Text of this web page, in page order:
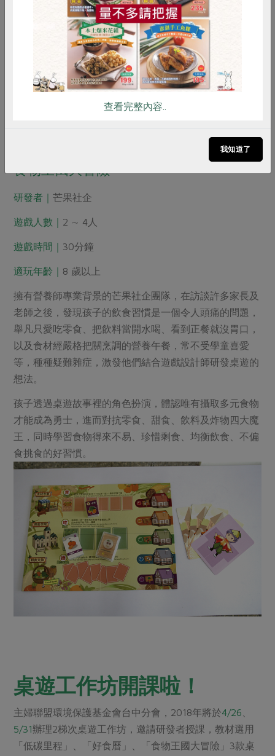
食物王國大冒險
研發者｜芒果社企
遊戲人數｜ 2 ∼ 4人
遊戲時間｜ 30分鐘
適玩年齡｜ 8 歲以上
擁有營養師專業背景的芒果社企團隊，在訪談許多家長及
老師之後，發現孩子的飲食習慣是一個令人頭痛的問題，
舉凡只愛吃零食、把飲料當開水喝、看到正餐就沒胃口，
以及食材經嚴格把關烹調的營養午餐，常不受學童喜愛
等，種種疑難雜症，激發他們結合遊戲設計師研發桌遊的
想法。
孩子透過桌遊故事裡的角色扮演，體認唯有攝取多元食物
才能成為勇士，進而對抗零食、甜食、飲料及炸物四大魔
王，同時學習食物得來不易、珍惜剩食、均衡飲食、不偏
食挑食的好習慣。
桌遊工作坊開課啦！
主婦聯盟環境保護基金會台中分會，2018年將於4/26
5/31辦理2梯次桌遊工作坊，邀請研發者授課，教材選用
「低碳里程」、「好食曆」、「食物王國大冒險」3款桌
雞蛋 食安 共同購買
查看完整內容..
我知道了